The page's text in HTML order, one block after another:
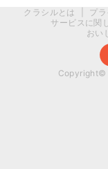
クラシルとは プ
サービスに関
おい
Copyright©